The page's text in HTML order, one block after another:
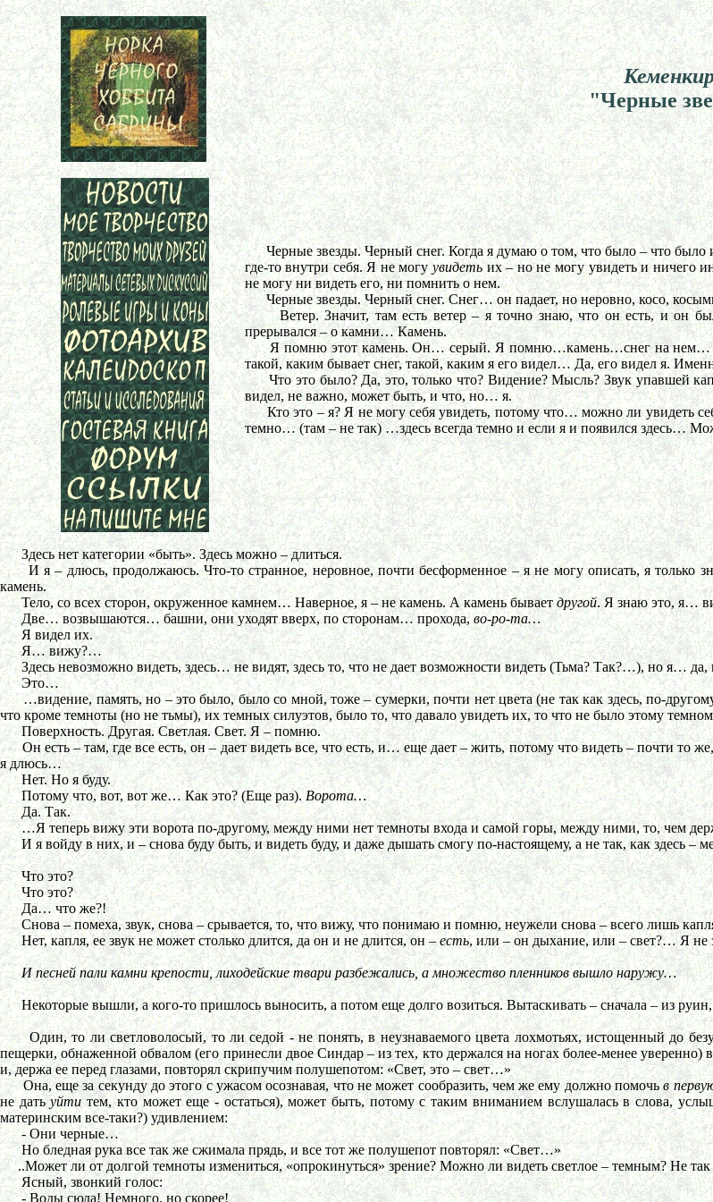
"Черные
Черные звезды. Черный снег. Когда я думаю о том, что было – что было и
где-то внутри себя. Я не могуувидетьих – но не могу увидеть и ничего
не могу ни видеть его, ни помнить о нем.
Черные звезды. Черный снег. Снег… он падает, но неровно, косо,
Ветер. Значит, там есть ветер – я точно знаю, что он есть, и он
прерывался – о камни… Камень.
Я помню этот камень. Он… серый. Я помню…камень…снег на нем… в
такой, каким бывает снег, такой, каким я его видел… Да, его видел я.
Что это было? Да, это, только что? Видение? Мысль? Звук упавшей
видел, не важно, может быть, и что, но… я.
Кто это – я? Я не могу себя увидеть, потому что… можно ли увидеть
темно… (там – не так) …здесь всегда темно и если я и появился здесь…
Здесь нет категории «быть». Здесь можно – длиться.
И я – длюсь, продолжаюсь. Что-то странное, неровное, почти бесформенное – я не могу описать, я только
камень.
Тело, со всех сторон, окруженное камнем… Наверное, я – не камень. А камень бываетдругой. Я знаю это, я…
Две… возвышаются… башни, они уходят вверх, по сторонам… прохода,во-ро-та…
Я видел их.
Я… вижу?…
Здесь невозможно видеть, здесь… не видят, здесь то, что не дает возможности видеть (Тьма? Так?…), но я… да,
Это…
…видение, память, но – это было, было со мной, тоже – сумерки, почти нет цвета (не так как здесь, по-
что кроме темноты (но не тьмы), их темных силуэтов, было то, что давало увидеть их, то что не было этому
Поверхность. Другая. Светлая. Свет. Я – помню.
Он есть – там, где все есть, он – дает видеть все, что есть, и… еще дает – жить, потому что видеть – почти то
я длюсь…
Нет. Но я буду.
Потому что, вот, вот же… Как это? (Еще раз).Ворота…
Да. Так.
…Я теперь вижу эти ворота по-другому, между ними нет темноты входа и самой горы, между ними, то, чем
И я войду в них, и – снова буду быть, и видеть буду, и даже дышать смогу по-настоящему, а не так, как здесь
Что это?
Что это?
Да… что же?!
Снова – помеха, звук, снова – срывается, то, что вижу, что понимаю и помню, неужели снова – всего лишь
Нет, капля, ее звук не может столько длится, да он и не длится, он –есть, или – он дыхание, или – свет?… Я
И песней пали камни крепости, лиходейские твари разбежались, а множество пленников вышло наружу…
Некоторые вышли, а кого-то пришлось выносить, а потом еще долго возиться. Вытаскивать – сначала – из
Один, то ли светловолосый, то ли седой - не понять, в неузнаваемого цвета лохмотьях, истощенный до
пещерки, обнаженной обвалом (его принесли двое Синдар – из тех, кто держался на ногах более-менее
и, держа ее перед глазами, повторял скрипучим полушепотом: «Свет, это – свет…»
Она, еще за секунду до этого с ужасом осознавая, что не может сообразить, чем же ему должно помочьв
не датьуйтитем, кто может еще - остаться), может быть, потому с таким вниманием вслушалась в слова,
материнским все-таки?) удивлением:
- Они черные…
Но бледная рука все так же сжимала прядь, и все тот же полушепот повторял: «Свет…»
..Может ли от долгой темноты измениться, «опрокинуться» зрение? Можно ли видеть светлое – темным? Не
Ясный, звонкий голос:
- Воды сюда! Немного, но скорее!